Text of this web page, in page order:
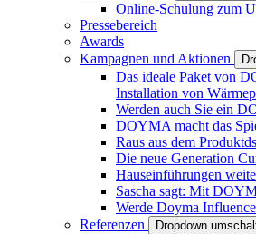
Online-Schulung zum
Pressebereich
Awards
Kampagnen und Aktionen
Das ideale Paket von
Installation von
Werden auch Sie ein
DOYMA macht das
Raus aus dem
Die neue Generation
Hauseinführungen
Sascha sagt: Mit
Werde Doyma
Referenzen
Dropdown